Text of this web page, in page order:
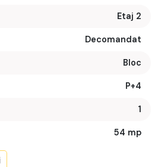
Etaj 2
Decomandat
Bloc
P+4
1
54 mp